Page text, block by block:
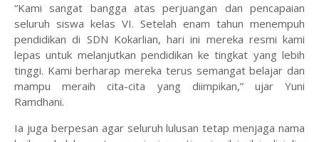
‎“Kami sangat bangga atas perjuangan dan pencapaian
seluruh siswa kelas VI. Setelah enam tahun menempuh
pendidikan di SDN Kokarlian, hari ini mereka resmi kami
lepas untuk melanjutkan pendidikan ke tingkat yang lebih
tinggi. Kami berharap mereka terus semangat belajar dan
mampu meraih cita-cita yang diimpikan,” ujar Yuni
Ramdhani.
‎Ia juga berpesan agar seluruh lulusan tetap menjaga nama